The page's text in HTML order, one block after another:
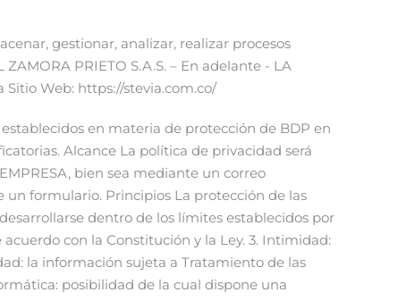
gestionar, analizar, realizar procesos
PRIETO S.A.S. – En adelante - LA
Sitio Web: https://stevia.com.co/
web. Si el titular de los datos personales lo prefiere, puede solicitar que lo excluyan de las listas para el envío de información promocional o publicitaria al correo indicado en el presente documento. Cookies El titular de los datos personales conoce y acepta que LA EMPRESA podrá utilizar un sistema de seguimiento mediante la utilización de cookies (las "Cookies"). Las Cookies son pequeños archivos que se instalan en el disco rígido, con una duración limitada en el tiempo que ayudan a personalizar los servicios. Las Cookies se utilizan con el fin de conocer los intereses, el comportamiento y la demografía de quienes visitan o son titulares de los datos personales de su sitio web y de esa forma, comprender mejor sus necesidades e intereses y darles un mejor servicio o proveerles información relacionada. También usaremos la información obtenida por intermedio de las Cookies para analizar las páginas navegadas por el visitante o titulares de los datos personales, las búsquedas realizadas, mejorar nuestras Versión No. 1 12/04 /17. Aprobado por la Gerencia General en fecha del 26 de Mayo de 2017 iniciativas comerciales y promocionales, mostrar publicidad o promociones, banners de interés, noticias sobre LA EMPRESA, así como personalizar dichos contenidos, presentación y servicios; también podremos utilizar Cookies para promover y hacer cumplir las reglas y seguridad de LA EMPRESA. Utilizamos adicionalmente las Cookies para que el titular de los datos personales no tenga que introducir su clave tan frecuentemente durante una sesión de navegación, también para contabilizar y corroborar las inscripciones, la actividad del titular de los datos personales y otros conceptos para acuerdos comerciales, siempre teniendo como objetivo de la instalación de las Cookies, el beneficio del titular de los datos personales que la recibe. Se establece que la instalación, permanencia y existencia de las Cookies en el computador del titular de los datos personales depende de su exclusiva voluntad y puede ser eliminada de su computador cuando el titular de los datos personales así lo desee. Se aclara expresamente que estas políticas cubre la utilización de Cookies y no la utilización de Cookies por parte de anunciantes. Nosotros no controlamos el uso de Cookies por terceros. LA EMPRESA no se hace responsable por interceptaciones ilegales o violación de sus sistemas o bases de datos por parte de personas no autorizadas. LA EMPRESA Tampoco se hace responsable por la indebida utilización de la información obtenida por esos medios. Transferencia de la información Transferimos su información para determinados propósitos y a terceros, de la siguiente manera: Empresas o instituciones vinculadas a LA EMPRESA: Compartimos su información con las empresas o instituciones vinculadas a LA EMPRESA, según sea necesario para: procesar y almacenar datos; proveer acceso a nuestros servicios; proveer servicio al cliente; tomar decisiones sobre mejoras en el servicio y desarrollo de contenido; y de acuerdo con lo descrito en esta Declaración d